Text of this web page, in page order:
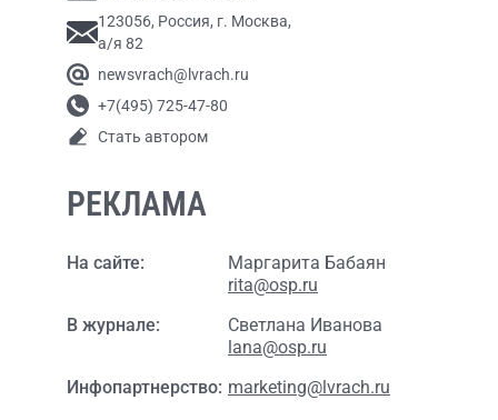
123056, Россия, г. Москва,
а/я 82
newsvrach@lvrach.ru
+7(495) 725-47-80
Стать автором
РЕКЛАМА
На сайте:
Маргарита Бабаян
rita@osp.ru
В журнале:
Светлана Иванова
lana@osp.ru
Инфопартнерство: marketing@lvrach.ru